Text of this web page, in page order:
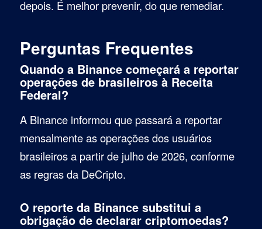
depois. É melhor prevenir, do que remediar.
Perguntas Frequentes
Quando a Binance começará a reportar
operações de brasileiros à Receita
Federal?
A Binance informou que passará a reportar
mensalmente as operações dos usuários
brasileiros a partir de julho de 2026, conforme
as regras da DeCripto.
O reporte da Binance substitui a
obrigação de declarar criptomoedas?